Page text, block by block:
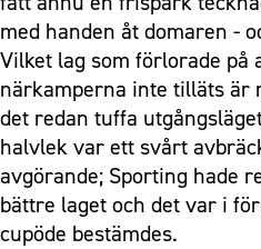
med handen åt domaren -
Vilket lag som förlorade
närkamperna inte tilläts är
det redan tuffa
halvlek var ett svårt
avgörande; Sporting hade
bättre laget och det var i
cupöde bestämdes.